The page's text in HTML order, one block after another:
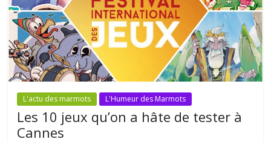
L'actu des marmots L'Humeur des Marmots
Les 10 jeux qu’on a hâte de tester à
Cannes